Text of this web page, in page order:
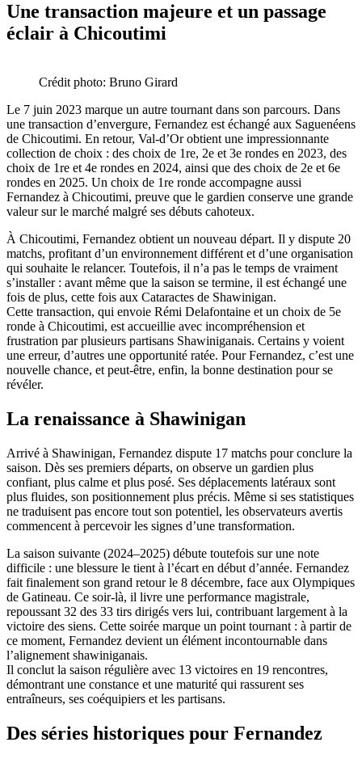
Une transaction majeure et un passage
éclair à Chicoutimi
Crédit photo: Bruno Girard
Le 7 juin 2023 marque un autre tournant dans son parcours. Dans
une transaction d’envergure, Fernandez est échangé aux Saguenéens
de Chicoutimi. En retour, Val-d’Or obtient une impressionnante
collection de choix : des choix de 1re, 2e et 3e rondes en 2023, des
choix de 1re et 4e rondes en 2024, ainsi que des choix de 2e et 6e
rondes en 2025. Un choix de 1re ronde accompagne aussi
Fernandez à Chicoutimi, preuve que le gardien conserve une grande
valeur sur le marché malgré ses débuts cahoteux.
À Chicoutimi, Fernandez obtient un nouveau départ. Il y dispute 20
matchs, profitant d’un environnement différent et d’une organisation
qui souhaite le relancer. Toutefois, il n’a pas le temps de vraiment
s’installer : avant même que la saison se termine, il est échangé une
fois de plus, cette fois aux Cataractes de Shawinigan.
Cette transaction, qui envoie Rémi Delafontaine et un choix de 5e
ronde à Chicoutimi, est accueillie avec incompréhension et
frustration par plusieurs partisans Shawiniganais. Certains y voient
une erreur, d’autres une opportunité ratée. Pour Fernandez, c’est une
nouvelle chance, et peut-être, enfin, la bonne destination pour se
révéler.
La renaissance à Shawinigan
Arrivé à Shawinigan, Fernandez dispute 17 matchs pour conclure la
saison. Dès ses premiers départs, on observe un gardien plus
confiant, plus calme et plus posé. Ses déplacements latéraux sont
plus fluides, son positionnement plus précis. Même si ses statistiques
ne traduisent pas encore tout son potentiel, les observateurs avertis
commencent à percevoir les signes d’une transformation.
La saison suivante (2024–2025) débute toutefois sur une note
difficile : une blessure le tient à l’écart en début d’année. Fernandez
fait finalement son grand retour le 8 décembre, face aux Olympiques
de Gatineau. Ce soir-là, il livre une performance magistrale,
repoussant 32 des 33 tirs dirigés vers lui, contribuant largement à la
victoire des siens. Cette soirée marque un point tournant : à partir de
ce moment, Fernandez devient un élément incontournable dans
l’alignement shawiniganais.
Il conclut la saison régulière avec 13 victoires en 19 rencontres,
démontrant une constance et une maturité qui rassurent ses
entraîneurs, ses coéquipiers et les partisans.
Des séries historiques pour Fernandez